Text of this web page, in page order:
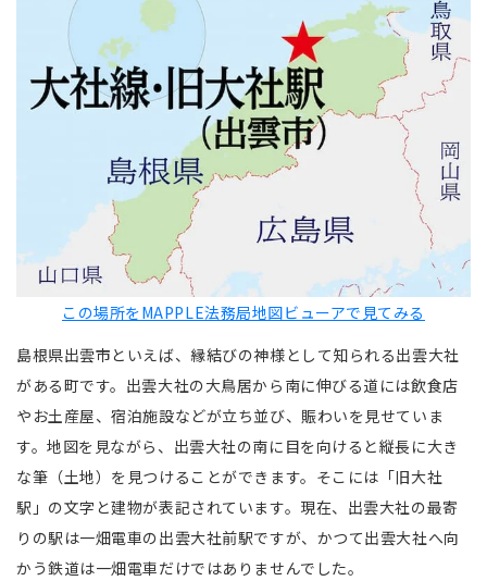
この場所をMAPPLE法務局地図ビューアで見てみる
島根県出雲市といえば、縁結びの神様として知られる出雲大社
がある町です。出雲大社の大鳥居から南に伸びる道には飲食店
やお土産屋、宿泊施設などが立ち並び、賑わいを見せていま
す。地図を見ながら、出雲大社の南に目を向けると縦長に大き
な筆（土地）を見つけることができます。そこには「旧大社
駅」の文字と建物が表記されています。現在、出雲大社の最寄
りの駅は一畑電車の出雲大社前駅ですが、かつて出雲大社へ向
かう鉄道は一畑電車だけではありませんでした。